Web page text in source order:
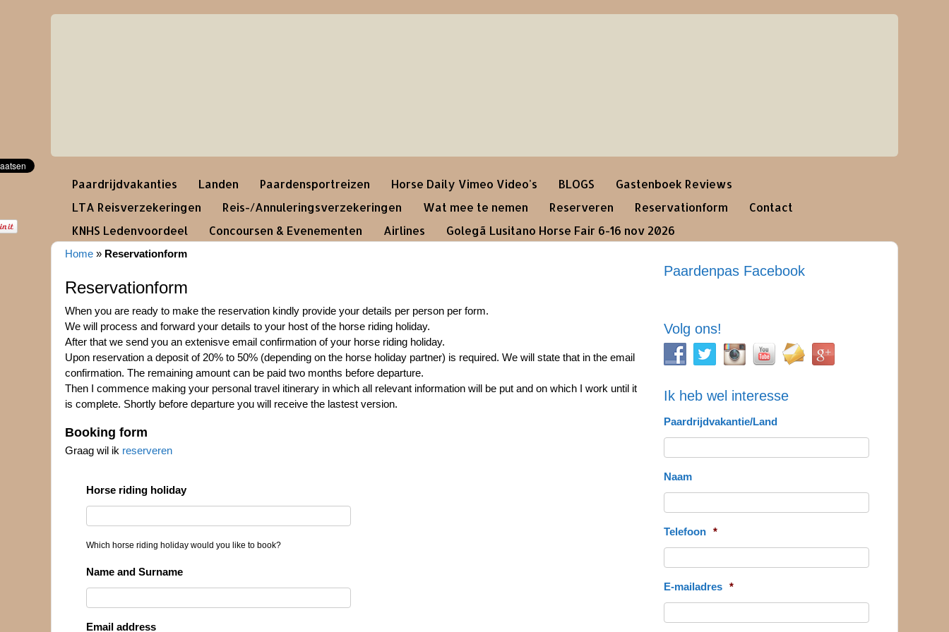
Paardrijdvakanties Landen Paardensportreizen Horse Daily Vimeo Video's BLOGS
Gastenboek Reviews
LTA Reisverzekeringen
Reis-/Annuleringsverzekeringen Wat mee te nemen Reserveren Reservationform
Contact
KNHS Ledenvoordeel
Concoursen & Evenementen Airlines Golegã Lusitano Horse Fair 6-16 nov 2026
Home » Reservationform
Reservationform
When you are ready to make the reservation kindly provide your details per person per form.
We will process and forward your details to your host of the horse riding holiday.
After that we send you an extenisve email confirmation of your horse riding holiday.
Upon reservation a deposit of 20% to 50% (depending on the horse holiday partner) is required. We will state that in the email
confirmation. The remaining amount can be paid two months before departure.
Then I commence making your personal travel itinerary in which all relevant information will be put and on which I work until it
is complete. Shortly before departure you will receive the lastest version.
Booking form
Graag wil ik reserveren
Horse riding holiday
Which horse riding holiday would you like to book?
Name and Surname
Email address
Paardenpas Facebook
Volg ons!
Ik heb wel interesse
Paardrijdvakantie/Land
Naam
Telefoon *
E-mailadres *